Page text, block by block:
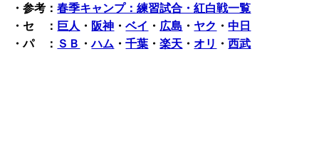
・参考：春季キャンプ：練習試合・紅白戦一覧
・セ ： 巨人 ・ 阪神 ・ベイ ・ 広島 ・ ヤク ・中日
・パ ： ＳＢ ・ハム ・千葉 ・楽天 ・オリ ・西武